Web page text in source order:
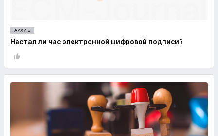
АРХИВ
Настал ли час электронной цифровой подписи?